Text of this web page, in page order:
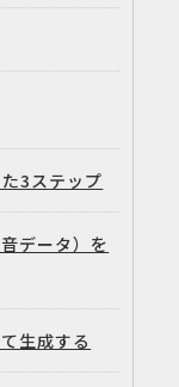
3ステップ
データ）を
生成する